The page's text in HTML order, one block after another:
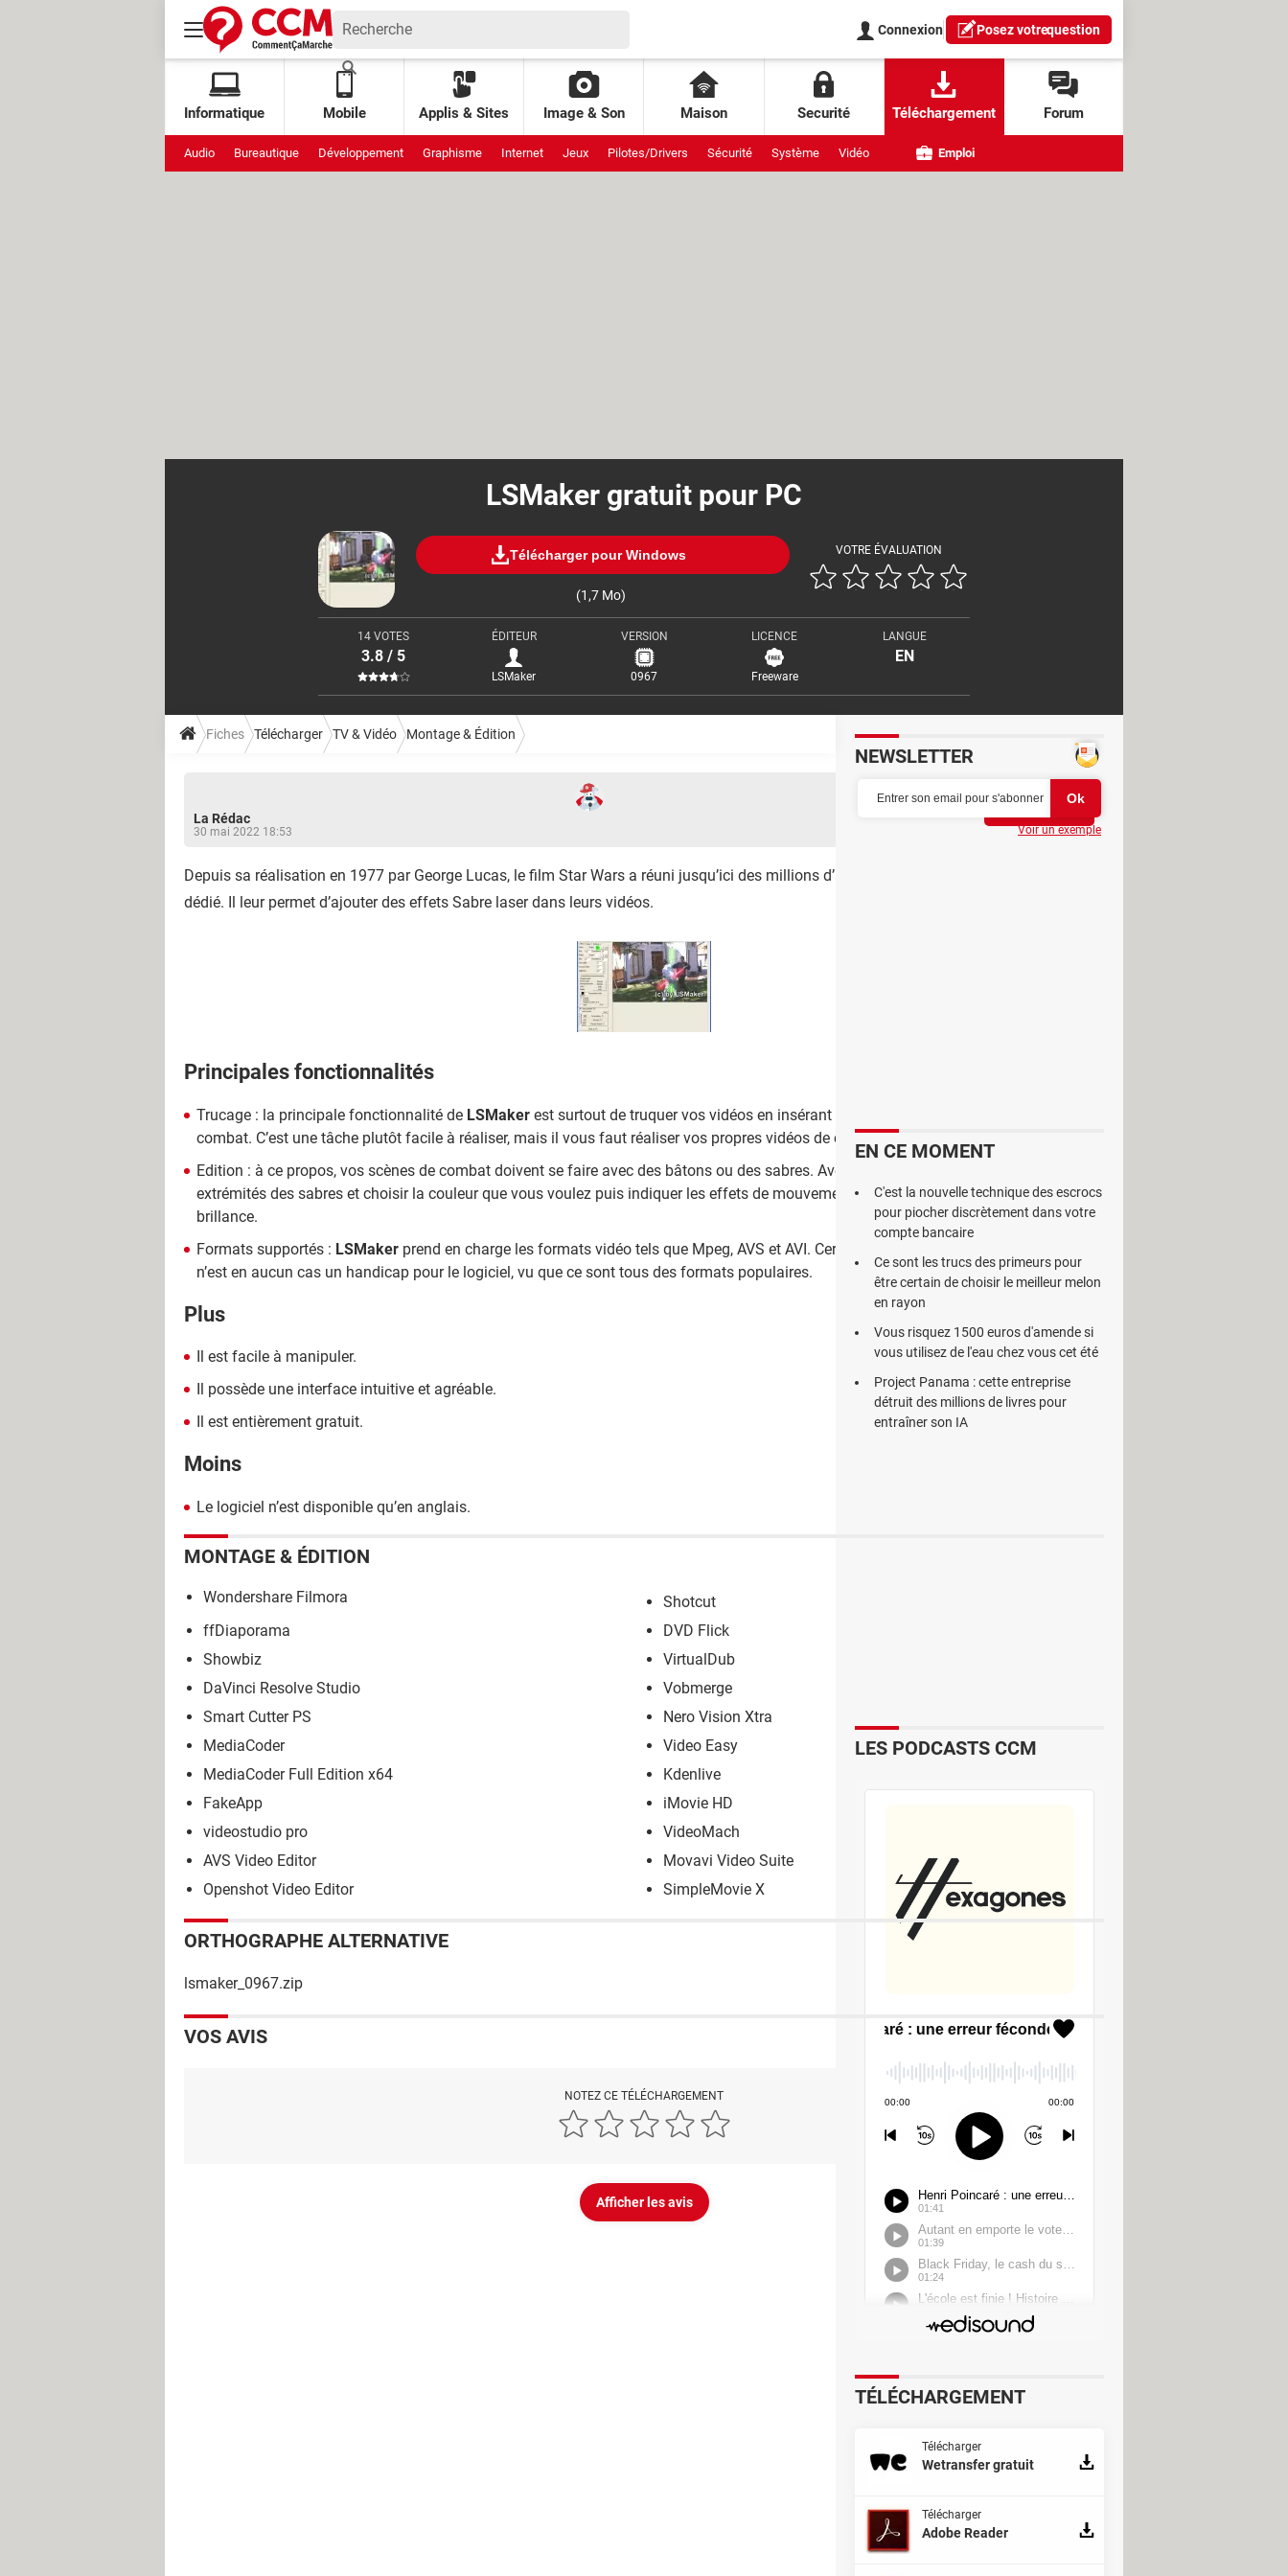
Connexion Posez votrequestion
Informatique Mobile Applis & Sites Image & Son Maison Securité Téléchargement Forum
Audio Bureautique Développement Graphisme Internet Jeux Pilotes/Drivers Sécurité Système Vidéo Emploi
LSMaker gratuit pour PC
Télécharger pour Windows
(1,7 Mo)
VOTRE ÉVALUATION
14 VOTES
3.8 / 5
ÉDITEUR
LSMaker
VERSION
0967
LICENCE
Freeware
LANGUE
EN
Fiches Télécharger TV & Vidéo Montage & Édition
La Rédac
30 mai 2022 18:53
Depuis sa réalisation en 1977 par George Lucas, le film Star Wars a réuni jusqu’ici des millions d’adeptes. Le logiciel
dédié. Il leur permet d’ajouter des effets Sabre laser dans leurs vidéos.
Principales fonctionnalités
Trucage : la principale fonctionnalité de LSMaker est surtout de truquer vos vidéos en insérant des sabres laser dans vos scènes de
combat. C’est une tâche plutôt facile à réaliser, mais il vous faut réaliser vos propres vidéos de combat.
Edition : à ce propos, vos scènes de combat doivent se faire avec des bâtons ou des sabres. Avec ce logiciel, vous devez préciser les
extrémités des sabres et choisir la couleur que vous voulez puis indiquer les effets de mouvement et personnaliser le contraste et la
brillance.
Formats supportés : LSMaker prend en charge les formats vidéo tels que Mpeg, AVS et AVI. Certes, le choix est un peu limité mais ceci
n’est en aucun cas un handicap pour le logiciel, vu que ce sont tous des formats populaires.
Plus
Il est facile à manipuler.
Il possède une interface intuitive et agréable.
Il est entièrement gratuit.
Moins
Le logiciel n’est disponible qu’en anglais.
MONTAGE & ÉDITION
Wondershare Filmora
Shotcut
ffDiaporama
DVD Flick
Showbiz
VirtualDub
DaVinci Resolve Studio
Vobmerge
Smart Cutter PS
Nero Vision Xtra
MediaCoder
Video Easy
MediaCoder Full Edition x64
Kdenlive
FakeApp
iMovie HD
videostudio pro
VideoMach
AVS Video Editor
Movavi Video Suite
Openshot Video Editor
SimpleMovie X
ORTHOGRAPHE ALTERNATIVE
lsmaker_0967.zip
VOS AVIS
NOTEZ CE TÉLÉCHARGEMENT
Afficher les avis
NEWSLETTER
Voir un exemple
EN CE MOMENT
C'est la nouvelle technique des escrocs
pour piocher discrètement dans votre
compte bancaire
Ce sont les trucs des primeurs pour
être certain de choisir le meilleur melon
en rayon
Vous risquez 1500 euros d'amende si
vous utilisez de l'eau chez vous cet été
Project Panama : cette entreprise
détruit des millions de livres pour
entraîner son IA
LES PODCASTS CCM
TÉLÉCHARGEMENT
Télécharger
Wetransfer gratuit
Télécharger
Adobe Reader